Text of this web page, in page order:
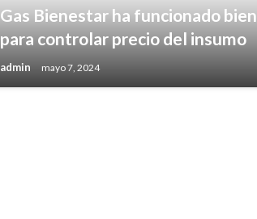
Gas Bienestar ha funcionado bien
para controlar precio del insumo
admin mayo 7, 2024